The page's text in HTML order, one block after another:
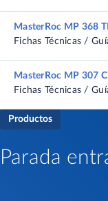
MasterRoc MP 368
Fichas Técnicas /
MasterRoc MP 307
Fichas Técnicas /
Productos
Parada